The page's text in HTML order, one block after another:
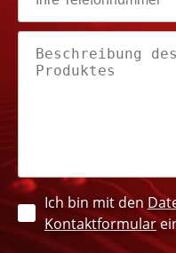
Ich bin mit den
Kontaktformular